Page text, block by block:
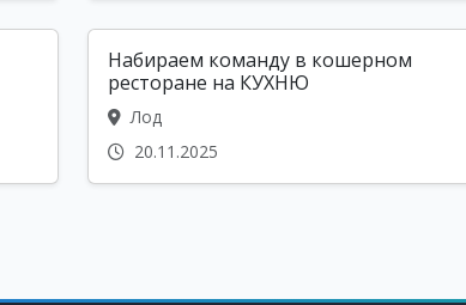
Набираем команду в кошерном
ресторане на КУХНЮ
Лод
20.11.2025